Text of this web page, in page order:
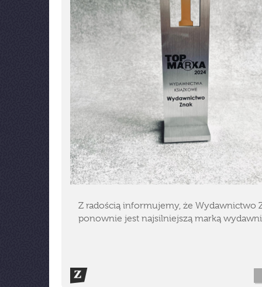
Z radością informujemy, że Wydawnictwo
ponownie jest najsilniejszą marką